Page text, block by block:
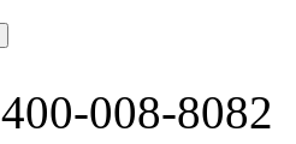
400-008-8082